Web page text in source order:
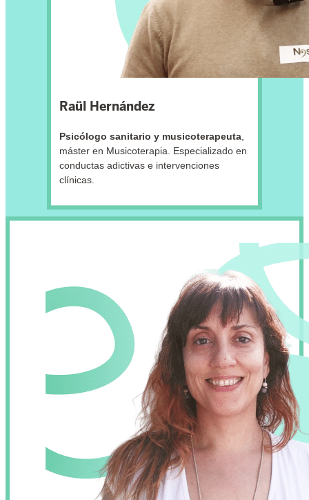
Raül Hernández
Psicólogo sanitario y musicoterapeuta,
máster en Musicoterapia. Especializado en
conductas adictivas e intervenciones
clínicas.